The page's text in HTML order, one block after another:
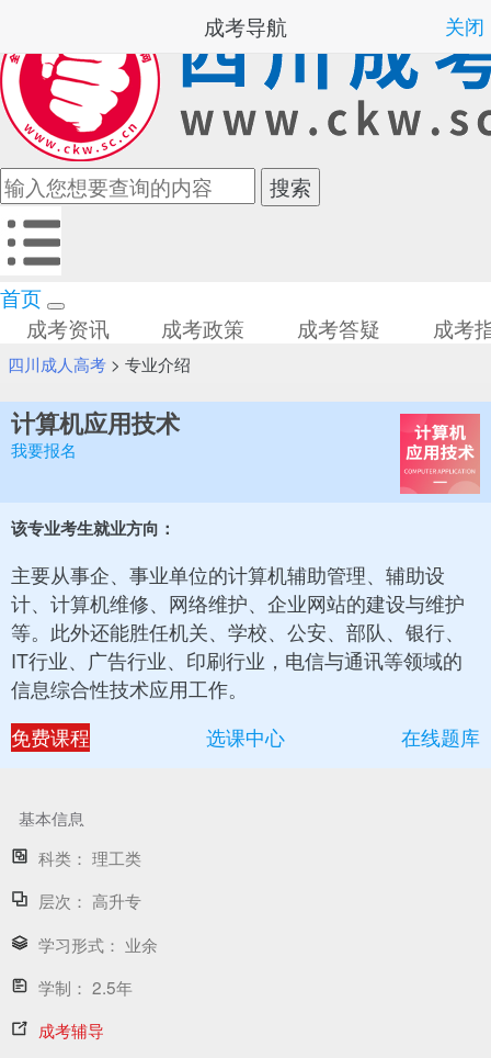
首页
成考资讯
成考政策 成考答疑 成考
四川成人高考> 专业介绍
计算机应用技术
我要报名
该专业考生就业方向：
主要从事企、事业单位的计算机辅助管理、辅助设
计、计算机维修、网络维护、企业网站的建设与维护
等。此外还能胜任机关、学校、公安、部队、银行、
IT行业、广告行业、印刷行业，电信与通讯等领域的
信息综合性技术应用工作。
免费课程
选课中心 在线题库
基本信息
科类： 理工类
层次： 高升专
学习形式： 业余
学制： 2.5年
成考辅导
成考导航 关闭